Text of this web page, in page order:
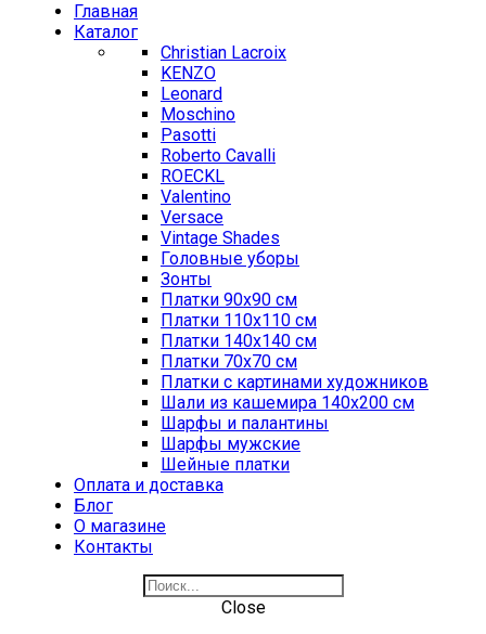
Главная
Каталог
Christian Lacroix
KENZO
Leonard
Moschino
Pasotti
Roberto Cavalli
ROECKL
Valentino
Versace
Vintage Shades
Головные уборы
Зонты
Платки 90х90 см
Платки 110х110 см
Платки 140х140 см
Платки 70х70 см
Платки с картинами художников
Шали из кашемира 140х200 см
Шарфы и палантины
Шарфы мужские
Шейные платки
Оплата и доставка
Блог
О магазине
Контакты
Close